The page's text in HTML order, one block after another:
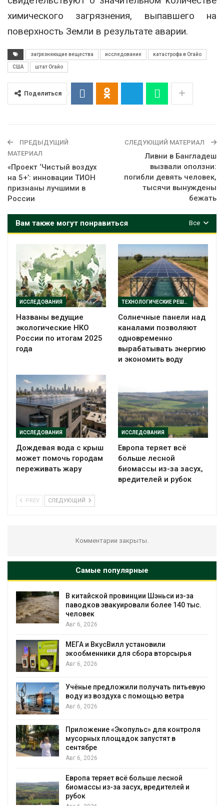
химического загрязнения, выпавшего на
поверхность Земли в результате аварии.
загрязняющие вещества исследование катастрофа в Огайо
США штат Огайо
Поделиться
ПРЕДЫДУЩИЙ
МАТЕРИАЛ
«Проект ‘Чистый воздух
на 5+’: инновации ТИОН
признаны лучшими в
России
СЛЕДУЮЩИЙ МАТЕРИАЛ
Ливни в Бангладеш
вызвали оползни:
погибли девять человек,
тысячи вынуждены
бежать
Все
Вам также могут понравиться
ИССЛЕДОВАНИЯ
Названы ведущие
экологические НКО
России по итогам 2025
года
ТЕХНОЛОГИЧЕСКИЕ РЕШЕНИЯ
Солнечные панели над
каналами позволяют
одновременно
вырабатывать энергию
и экономить воду
ИССЛЕДОВАНИЯ
Дождевая вода с крыш
может помочь городам
переживать жару
ИССЛЕДОВАНИЯ
Европа теряет всё
больше лесной
биомассы из-за засух,
вредителей и рубок
PREV СЛЕДУЮЩИЙ
Комментарии закрыты.
Самые популярные
В китайской провинции Шэньси из-за
паводков эвакуировали более 140 тыс.
человек
Авг 6, 2026
МЕГА и ВкусВилл установили
экообменники для сбора вторсырья
Авг 6, 2026
Учёные предложили получать питьевую
воду из воздуха с помощью ветра
Авг 6, 2026
Приложение «Экопульс» для контроля
мусорных площадок запустят в
сентябре
Авг 6, 2026
Европа теряет всё больше лесной
биомассы из-за засух, вредителей и
рубок